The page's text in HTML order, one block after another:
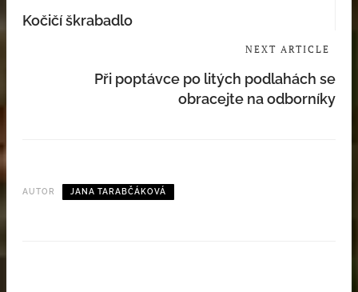
Kočičí škrabadlo
NEXT ARTICLE
Při poptávce po litých podlahách se
obracejte na odborníky
AUTOR JANA TARABČÁKOVÁ